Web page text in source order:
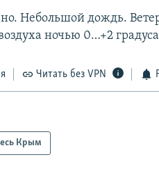
Небольшой дождь.
ночью 0…+2
Читать без VPN
Крым